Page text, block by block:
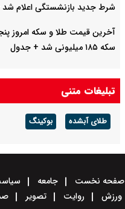
شرط جدید بازنشستگی اعلام شد
سکه ۱۸۵ میلیونی شد + جدول
تبلیغات متنی
طلای آبشده بوکینگ
صفحه نخست جامعه
ورزش
روایت تصویر